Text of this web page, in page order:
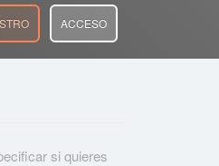
ACCESO
si quieres